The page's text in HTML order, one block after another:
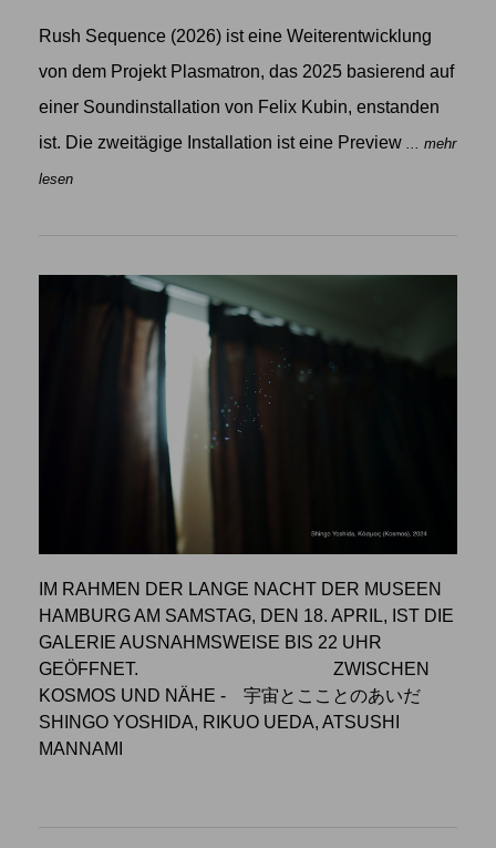
Rush Sequence (2026) ist eine Weiterentwicklung
von dem Projekt Plasmatron, das 2025 basierend auf
einer Soundinstallation von Felix Kubin, enstanden
ist. Die zweitägige Installation ist eine Preview ... mehr
lesen
IM RAHMEN DER LANGE NACHT DER MUSEEN
HAMBURG AM SAMSTAG, DEN 18. APRIL, IST DIE
GALERIE AUSNAHMSWEISE BIS 22 UHR
GEÖFFNET. ZWISCHEN
KOSMOS UND NÄHE - 宇宙とこことのあいだ
SHINGO YOSHIDA, RIKUO UEDA, ATSUSHI
MANNAMI